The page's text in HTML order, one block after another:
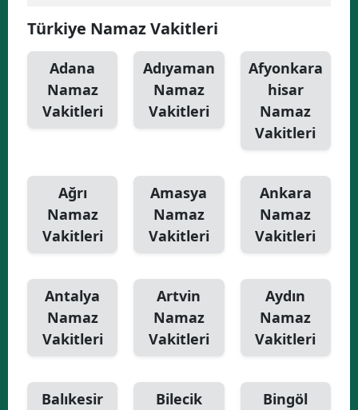
Yalova
Karabük
Kilis
Osmaniye
Türkiye Namaz Vakitleri
Adana
Namaz
Vakitleri
Adıyaman
Namaz
Vakitleri
Afyonkara
hisar
Namaz
Vakitleri
Ağrı
Namaz
Vakitleri
Amasya
Namaz
Vakitleri
Ankara
Namaz
Vakitleri
Antalya
Namaz
Vakitleri
Artvin
Namaz
Vakitleri
Aydın
Namaz
Vakitleri
Balıkesir
Bilecik
Bingöl